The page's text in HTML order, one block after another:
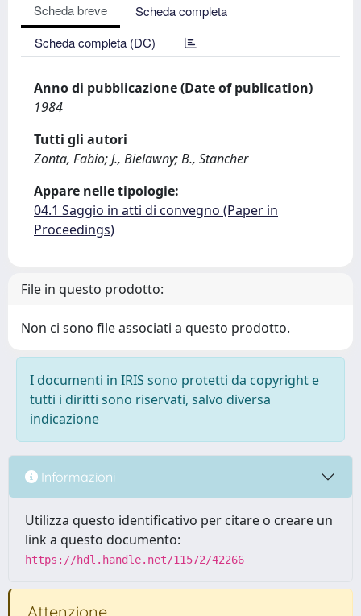
Scheda breve
Scheda completa
Scheda completa (DC)
Anno di pubblicazione (Date of publication)
1984
Tutti gli autori
Zonta, Fabio; J., Bielawny; B., Stancher
Appare nelle tipologie:
04.1 Saggio in atti di convegno (Paper in
Proceedings)
File in questo prodotto:
Non ci sono file associati a questo prodotto.
I documenti in IRIS sono protetti da copyright e
tutti i diritti sono riservati, salvo diversa
indicazione
Informazioni
Utilizza questo identificativo per citare o creare un
link a questo documento:
https://hdl.handle.net/11572/42266
Attenzione